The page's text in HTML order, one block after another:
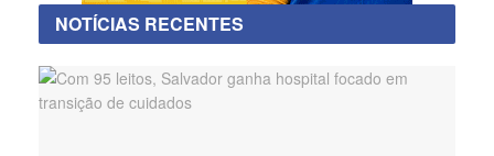
NOTÍCIAS RECENTES